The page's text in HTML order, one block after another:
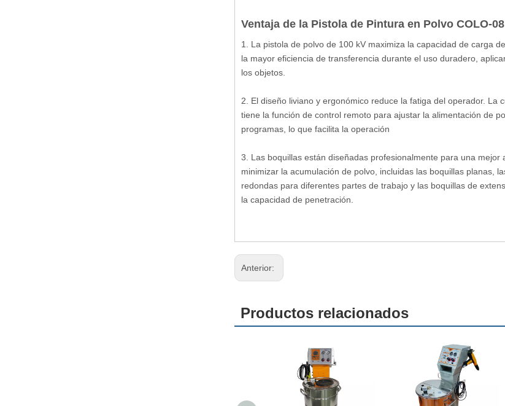
Ventaja de la Pistola de Pintura en Polvo COLO-08
1. La pistola de polvo de 100 kV maximiza la capacidad de carga
la mayor eficiencia de transferencia durante el uso duradero,
los objetos.
2. El diseño liviano y ergonómico reduce la fatiga del operador. La
tiene la función de control remoto para ajustar la alimentación de
programas, lo que facilita la operación
3. Las boquillas están diseñadas profesionalmente para una mejor
minimizar la acumulación de polvo, incluidas las boquillas planas,
redondas para diferentes partes de trabajo y las boquillas de
la capacidad de penetración.
Anterior:
Productos relacionados